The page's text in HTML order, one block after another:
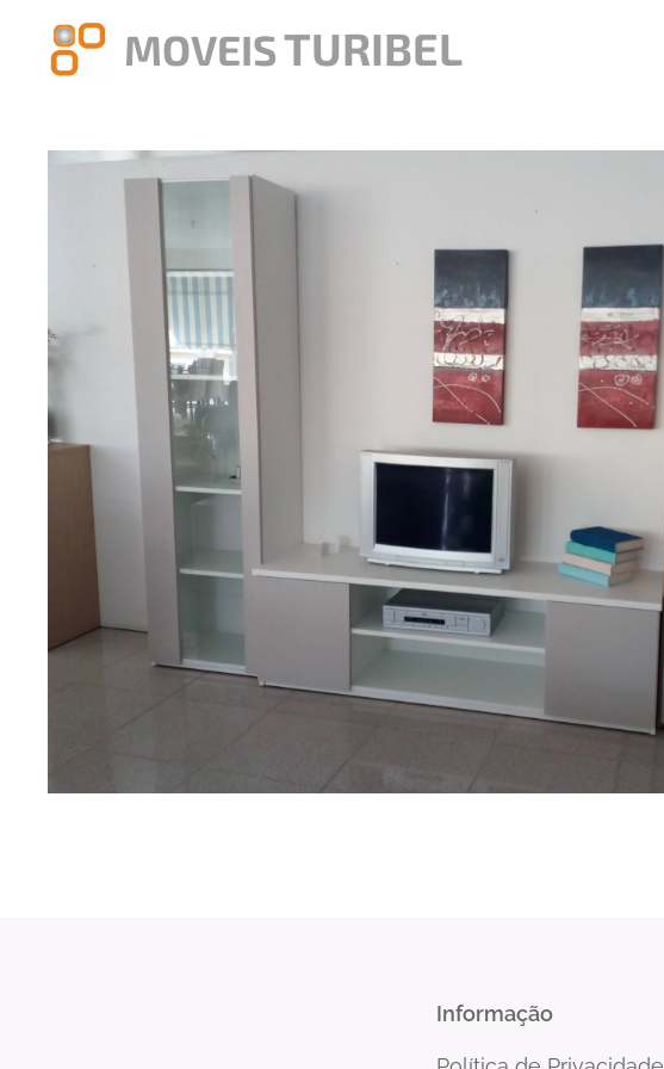
MOVEISTURIBEL
Informação